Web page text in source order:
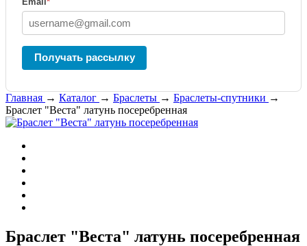
Получать рассылку
Главная → Каталог → Браслеты → Браслеты-спутники →
Браслет "Веста" латунь посеребренная
Браслет "Веста" латунь посеребренная